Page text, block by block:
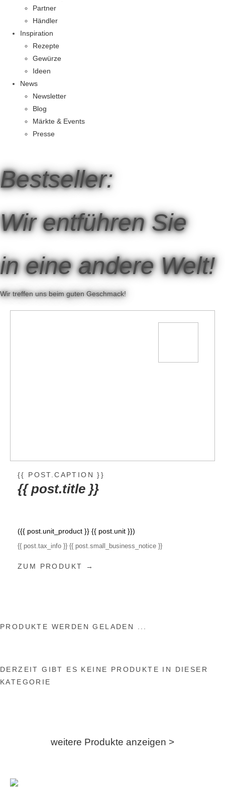
Partner
Händler
Inspiration
Rezepte
Gewürze
Ideen
News
Newsletter
Blog
Märkte & Events
Presse
Bestseller:
Wir entführen Sie
in eine andere Welt!
Wir treffen uns beim guten Geschmack!
{{ POST.CAPTION }}
{{ post.title }}
({{ post.unit_product }} {{ post.unit }})
{{ post.tax_info }} {{ post.small_business_notice }}
ZUM PRODUKT →
PRODUKTE WERDEN GELADEN ...
DERZEIT GIBT ES KEINE PRODUKTE IN DIESER
KATEGORIE
weitere Produkte anzeigen >